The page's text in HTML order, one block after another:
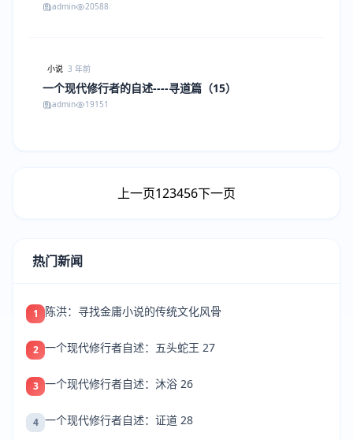
admin 20588
小说 3 年前
一个现代修行者的自述----寻道篇（15）
admin 19151
上一页123456下一页
热门新闻
1 陈洪：寻找金庸小说的传统文化风骨
2 一个现代修行者自述：五头蛇王 27
3 一个现代修行者自述：沐浴 26
4 一个现代修行者自述：证道 28